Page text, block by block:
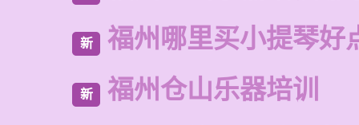
新 福州哪里买小提琴好
新 福州仓山乐器培训